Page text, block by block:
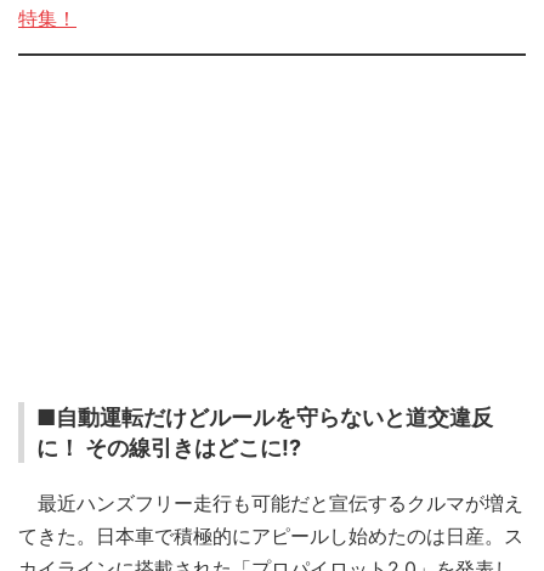
特集！
■自動運転だけどルールを守らないと道交違反
に！ その線引きはどこに!?
最近ハンズフリー走行も可能だと宣伝するクルマが増え
てきた。日本車で積極的にアピールし始めたのは日産。ス